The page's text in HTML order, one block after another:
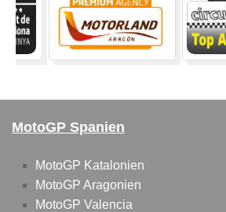
MotoGP Spanien
MotoGP Katalonien
MotoGP Aragonien
MotoGP Valencia